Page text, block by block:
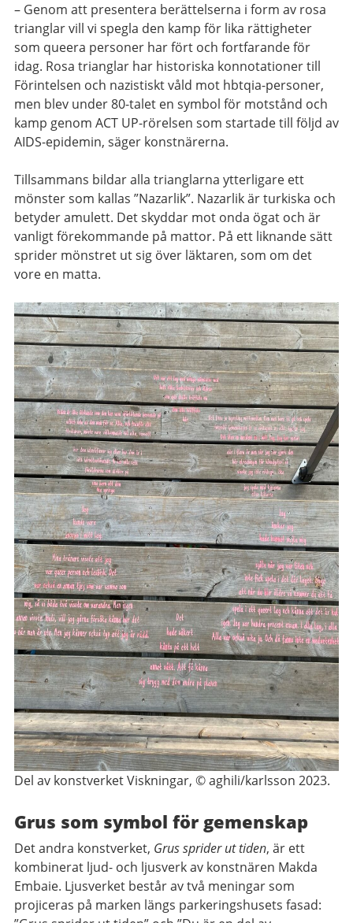
– Genom att presentera berättelserna i form av rosa
trianglar vill vi spegla den kamp för lika rättigheter
som queera personer har fört och fortfarande för
idag. Rosa trianglar har historiska konnotationer till
Förintelsen och nazistiskt våld mot hbtqia-personer,
men blev under 80-talet en symbol för motstånd och
kamp genom ACT UP-rörelsen som startade till följd av
AIDS-epidemin, säger konstnärerna.
Tillsammans bildar alla trianglarna ytterligare ett
mönster som kallas ”Nazarlik”. Nazarlik är turkiska och
betyder amulett. Det skyddar mot onda ögat och är
vanligt förekommande på mattor. På ett liknande sätt
sprider mönstret ut sig över läktaren, som om det
vore en matta.
Del av konstverket Viskningar, © aghili/karlsson 2023.
Grus som symbol för gemenskap
Det andra konstverket, Grus sprider ut tiden, är ett
kombinerat ljud- och ljusverk av konstnären Makda
Embaie. Ljusverket består av två meningar som
projiceras på marken längs parkeringshusets fasad: